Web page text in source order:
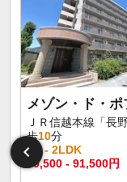
メゾン・ド・ポ
ＪＲ信越本線「長
歩10分
1R - 2LDK
60,500 - 91,500円